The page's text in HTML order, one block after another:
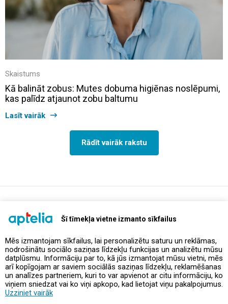
Šī tīmekļa vietne izmanto sīkfailus
Mēs izmantojam sīkfailus, lai personalizētu saturu un reklāmas,
nodrošinātu sociālo saziņas līdzekļu funkcijas un analizētu mūsu
datplūsmu. Informāciju par to, kā jūs izmantojat mūsu vietni, mēs
arī kopīgojam ar saviem sociālās saziņas līdzekļu, reklamēšanas
un analīzes partneriem, kuri to var apvienot ar citu informāciju, ko
viņiem sniedzat vai ko viņi apkopo, kad lietojat viņu pakalpojumus.
Uzziniet vairāk
Skaistums
Kā balināt zobus: Mutes dobuma higiēnas noslēpumi,
kas palīdz atjaunot zobu baltumu
Lasīt vairāk
Rādīt vairāk rakstu
Piedāvājumi un akcijas
Kontakti